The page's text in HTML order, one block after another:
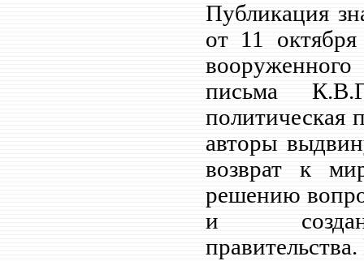
Публикация
от 11
письма
политическая
авторы
возврат к
решению
и